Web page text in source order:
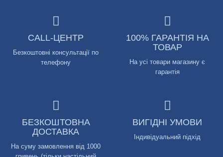
CALL-ЦЕНТР
Безкоштовні консультації по
телефону
100% ГАРАНТІЯ НА
ТОВАР
На усі товари магазину є
гарантія
БЕЗКОШТОВНА
ДОСТАВКА
На суму замовлення від 1000
ВИГІДНІ УМОВИ
Індивідуальний підхід